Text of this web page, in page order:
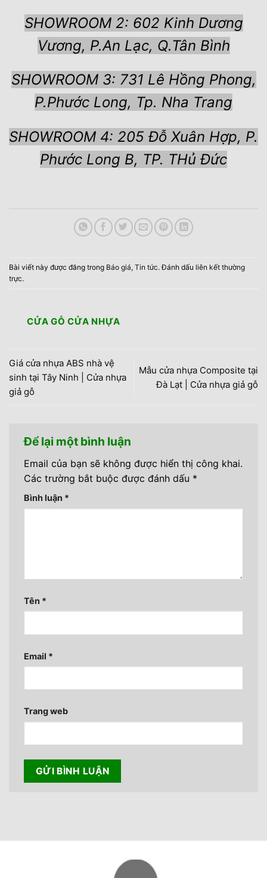
SHOWROOM 2: 602 Kinh Dương
Vương, P.An Lạc, Q.Tân Bình
SHOWROOM 3: 731 Lê Hồng Phong,
P.Phước Long, Tp. Nha Trang
SHOWROOM 4: 205 Đỗ Xuân Hợp, P.
Phước Long B, TP. THủ Đức
Bài viết này được đăng trong Báo giá, Tin tức. Đánh dấu liên kết thường
trực.
CỬA GỖ CỬA NHỰA
Giá cửa nhựa ABS nhà vệ
sinh tại Tây Ninh | Cửa nhựa
giả gỗ
Mẫu cửa nhựa Composite tại
Đà Lạt | Cửa nhựa giả gỗ
Để lại một bình luận
Email của bạn sẽ không được hiển thị công khai.
Các trường bắt buộc được đánh dấu *
Bình luận *
Tên *
Email *
Trang web